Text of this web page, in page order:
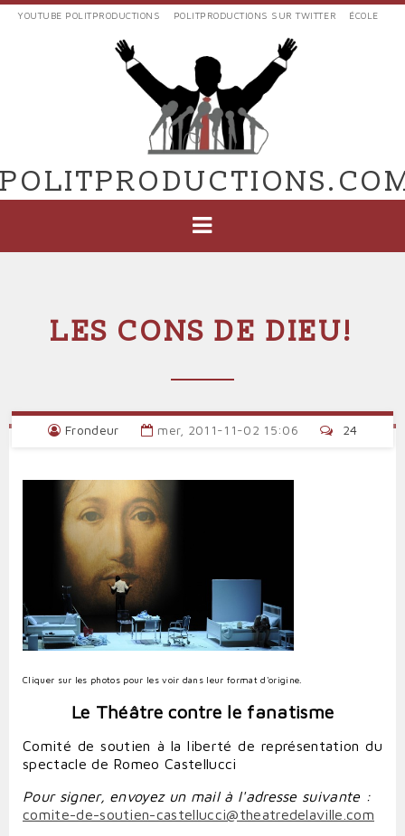
Aller
EXTERNES
POLIT'PRODUCTIONS
YOUTUBE POLITPRODUCTIONS POLITPRODUCTIONS SUR TWITTER ÉCOLE
LES CONS DE DIEU!
Frondeur mer, 2011-11-02 15:06 24
Cliquer sur les photos pour les voir dans leur format d'origine.
Le Théâtre contre le fanatisme
Comité de soutien à la liberté de représentation du
spectacle de Romeo Castellucci
Pour signer, envoyez un mail à l'adresse suivante :
comite-de-soutien-castellucci@theatredelaville.com